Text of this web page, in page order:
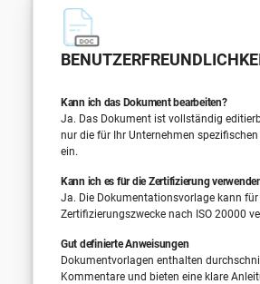
Kann ich das Dokument bearbeiten?
Ja. Das Dokument ist vollständig
nur die für Ihr Unternehmen
ein.
Kann ich es für die Zertifizierung
Ja. Die Dokumentationsvorlage kann für
Zertifizierungszwecke nach ISO 20000
Gut definierte Anweisungen
Dokumentvorlagen enthalten
Kommentare und bieten eine klare